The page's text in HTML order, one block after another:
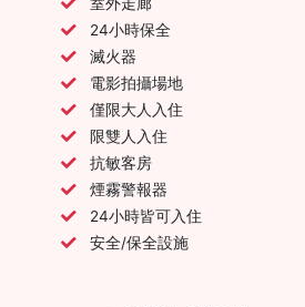
24小時保全
滅火器
電影拍攝場地
僅限大人入住
限雙人入住
抗敏客房
煙霧警報器
24小時皆可入住
安全/保全設施